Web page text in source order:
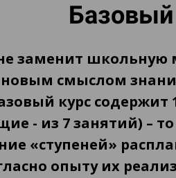
заменит школьную
смыслом
курс содержит
- из 7 занятий) –
«ступеней»
опыту их